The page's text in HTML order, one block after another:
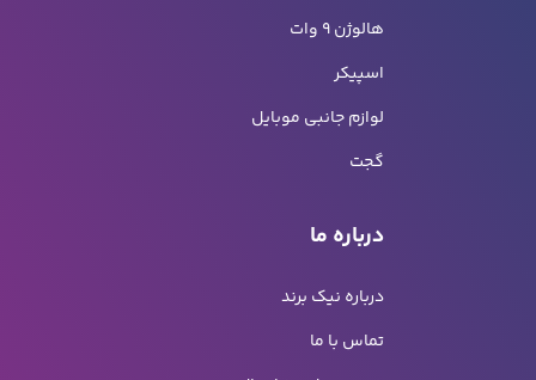
هالوژن 9 وات
اسپیکر
لوازم جانبی موبایل
گجت
درباره ما
درباره نیک برند
تماس با ما